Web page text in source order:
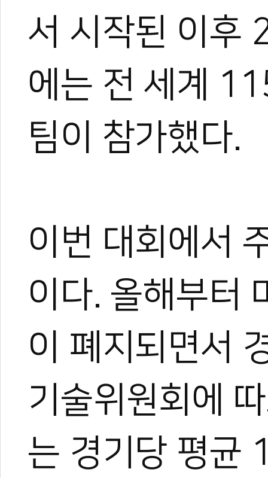
서 시작된 이후
에는 전 세계
팀이 참가했다.
이번 대회에서
이다. 올해부터
이 폐지되면서
기술위원회에
는 경기당 평균